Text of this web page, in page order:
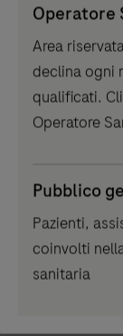
Deficiency
includes
pooled into
libraries on an
NextSeq 550
For Research
procedures.
Picker
component
Operatore
Area
declina ogni
qualificati.
Operatore
Pubblico
Pazienti,
coinvolti
sanitaria